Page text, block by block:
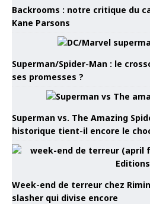
Backrooms : notre critique du
Kane Parsons
Superman/Spider-Man : le
ses promesses ?
Superman vs. The Amazing
historique tient-il encore le
Week-end de terreur chez
slasher qui divise encore